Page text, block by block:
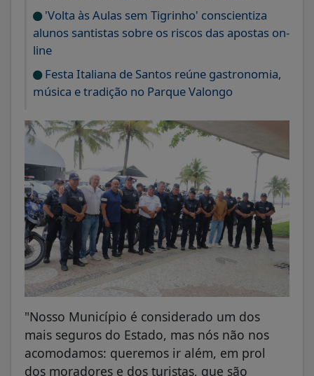
'Volta às Aulas sem Tigrinho' conscientiza
alunos santistas sobre os riscos das apostas on-
line
Festa Italiana de Santos reúne gastronomia,
música e tradição no Parque Valongo
"Nosso Município é considerado um dos
mais seguros do Estado, mas nós não nos
acomodamos: queremos ir além, em prol
dos moradores e dos turistas, que são